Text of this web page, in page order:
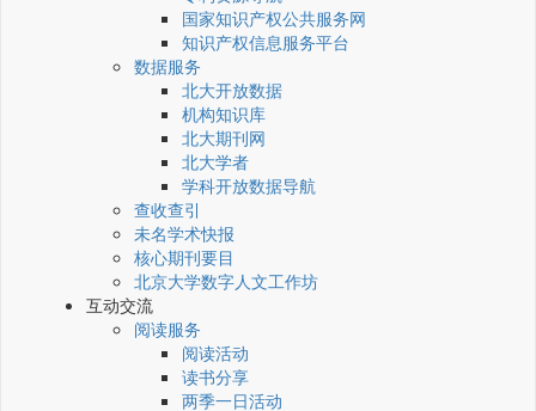
国家知识产权公共服务网
知识产权信息服务平台
数据服务
北大开放数据
机构知识库
北大期刊网
北大学者
学科开放数据导航
查收查引
未名学术快报
核心期刊要目
北京大学数字人文工作坊
互动交流
阅读服务
阅读活动
读书分享
两季一日活动